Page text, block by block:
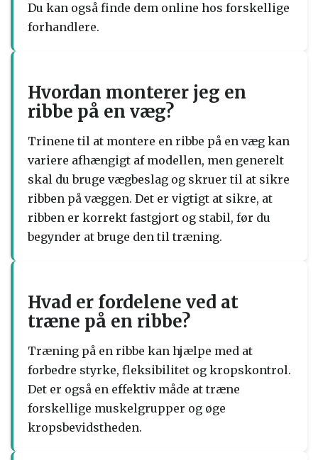
Du kan også finde dem online hos forskellige
forhandlere.
Hvordan monterer jeg en
ribbe på en væg?
Trinene til at montere en ribbe på en væg kan
variere afhængigt af modellen, men generelt
skal du bruge vægbeslag og skruer til at sikre
ribben på væggen. Det er vigtigt at sikre, at
ribben er korrekt fastgjort og stabil, før du
begynder at bruge den til træning.
Hvad er fordelene ved at
træne på en ribbe?
Træning på en ribbe kan hjælpe med at
forbedre styrke, fleksibilitet og kropskontrol.
Det er også en effektiv måde at træne
forskellige muskelgrupper og øge
kropsbevidstheden.